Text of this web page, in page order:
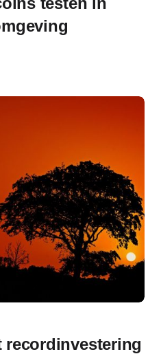
recordinvestering